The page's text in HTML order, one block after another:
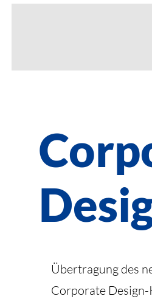
Übertragung des
Corporate Design-